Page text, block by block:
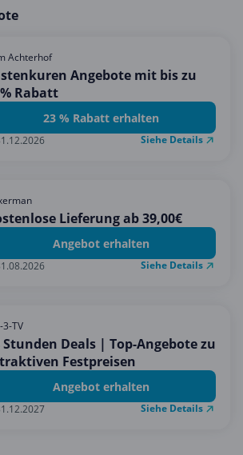
Achterhof
Angebote mit bis zu
Rabatt
23 % Rabatt erhalten
Siehe Details
Lieferung ab 39,00€
Angebot erhalten
Siehe Details
3-TV
Stunden Deals | Top-Angebote zu
Festpreisen
Angebot erhalten
Siehe Details